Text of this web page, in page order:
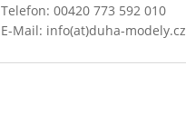
Telefon: 00420 773 592 010
E-Mail: info(at)duha-modely.cz